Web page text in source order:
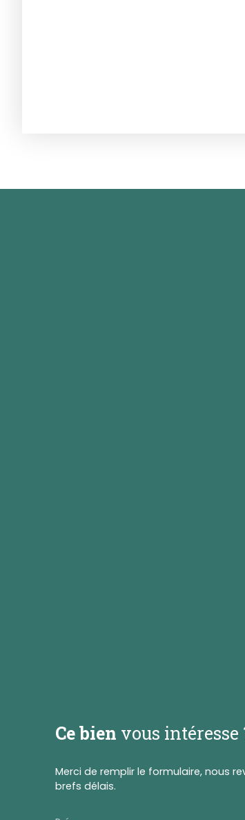
Ce bien vous intéresse
Merci de remplir le formulaire, nous
brefs délais.